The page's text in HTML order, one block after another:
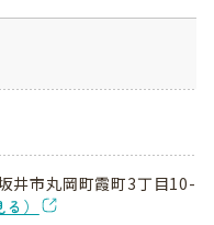
井市丸岡町霞町3丁目10-
）